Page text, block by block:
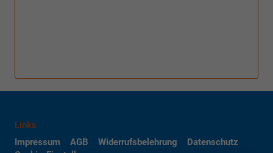
Links
Impressum
AGB Widerrufsbelehrung
Datenschutz